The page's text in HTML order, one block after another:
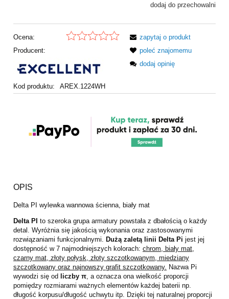
dodaj do przechowalni
Ocena:
Producent:
Kod produktu: AREX.1224WH
zapytaj o produkt
poleć znajomemu
dodaj opinię
OPIS
Delta PI wylewka wannowa ścienna, biały mat
Delta PI to szeroka grupa armatury powstała z dbałością o każdy
detal. Wyróżnia się jakością wykonania oraz zastosowanymi
rozwiązaniami funkcjonalnymi. Dużą zaletą linii Delta Pi jest jej
dostępność w 7 najmodniejszych kolorach: chrom, biały mat,
czarny mat, złoty połysk, złoty szczotkowanym, miedziany
szczotkowany oraz najnowszy grafit szczotkowany. Nazwa Pi
wywodzi się od liczby π , a oznacza ona wielkość proporcji
pomiędzy rozmiarami ważnych elementów każdej baterii np.
długość korpusu/długość uchwytu itp. Dzięki tej naturalnej proporcji